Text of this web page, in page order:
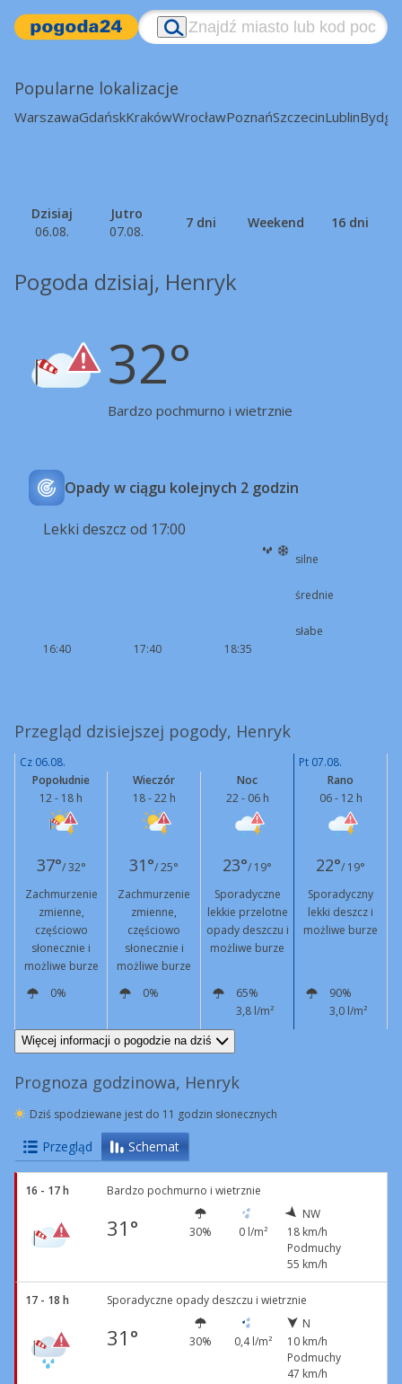
Popularne lokalizacje
WarszawaGdańskKrakówWrocławPoznańSzczecinLublin
Dzisiaj
06.08.
Jutro
07.08.
7 dni Weekend 16 dni
Pogoda dzisiaj, Henryk
32°
Bardzo pochmurno i wietrznie
Opady w ciągu kolejnych 2 godzin
Lekki deszcz od 17:00
16:40 17:40 18:35
silne
średnie
słabe
Przegląd dzisiejszej pogody, Henryk
Cz 06.08.
Pt 07.08.
Popołudnie
12 - 18 h
Wieczór
18 - 22 h
Noc
22 - 06 h
Rano
06 - 12 h
37°/ 32° 31°/ 25° 23°/ 19° 22°/ 19°
Zachmurzenie
zmienne,
częściowo
słonecznie i
możliwe burze
Zachmurzenie
zmienne,
częściowo
słonecznie i
możliwe burze
Sporadyczne
lekkie przelotne
opady deszczu i
możliwe burze
Sporadyczny
lekki deszcz i
możliwe burze
0% 0%
65%
3,8 l/m²
90%
3,0 l/m²
S
8 km/h
Podmuchy
55 km/h N
9 km/h
Więcej informacji o pogodzie na dziś
Prognoza godzinowa, Henryk
Dziś spodziewane jest do 11 godzin słonecznych
Przegląd Schemat
16 - 17 h Bardzo pochmurno i wietrznie
31° 30% 0 l/m²
NW
18 km/h
Podmuchy
55 km/h
17 - 18 h Sporadyczne opady deszczu i wietrznie
31° 30% 0,4 l/m²
N
10 km/h
Podmuchy
47 km/h